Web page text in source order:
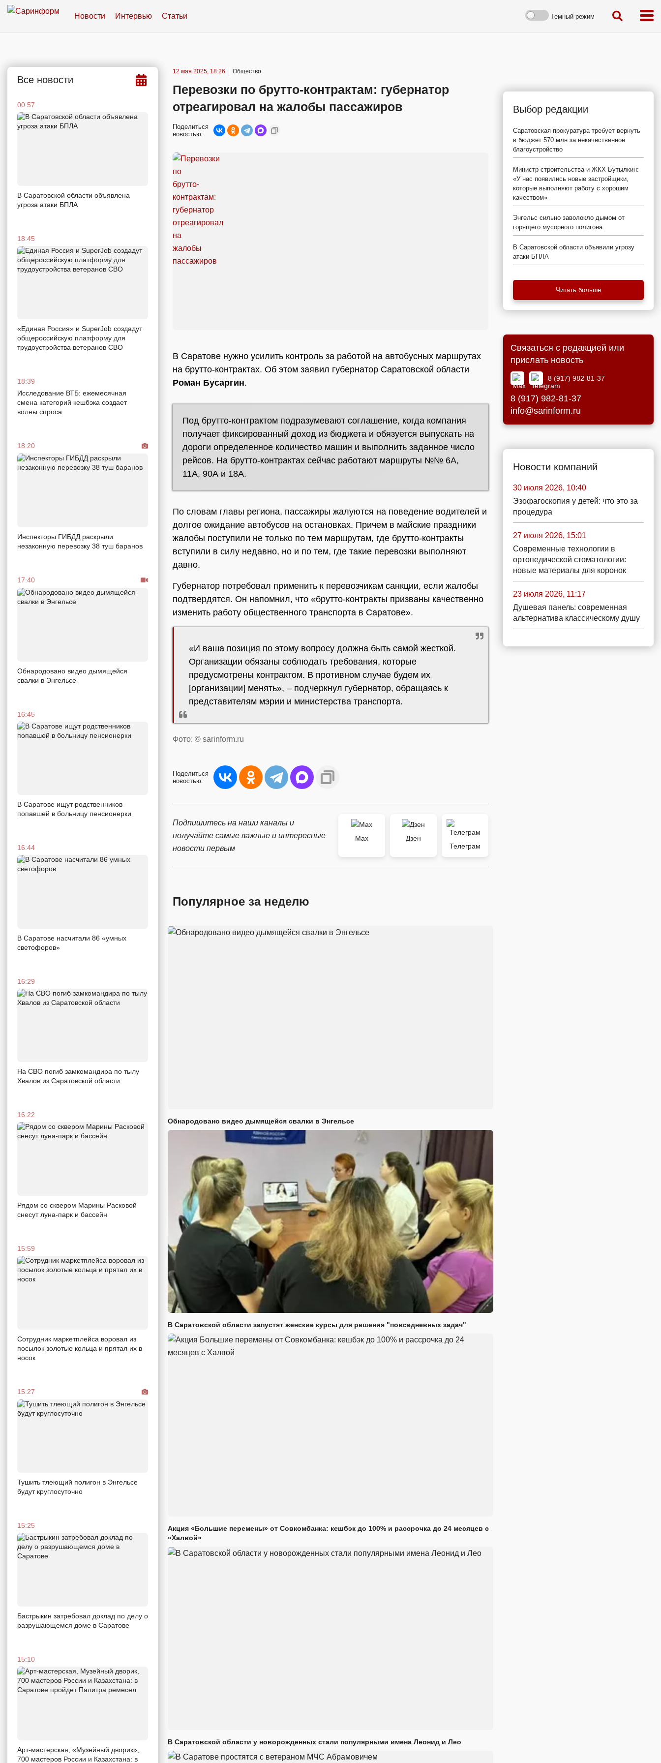
Новости Интервью Статьи Темный режим
Все новости
00:57
В Саратовской области объявлена
угроза атаки БПЛА
18:45
«Единая Россия» и SuperJob создадут
общероссийскую платформу для
трудоустройства ветеранов СВО
18:39
Исследование ВТБ: ежемесячная
смена категорий кешбэка создает
волны спроса
18:20
Инспекторы ГИБДД раскрыли
незаконную перевозку 38 туш баранов
17:40
Обнародовано видео дымящейся
свалки в Энгельсе
16:45
В Саратове ищут родственников
попавшей в больницу пенсионерки
16:44
В Саратове насчитали 86 «умных
светофоров»
16:29
На СВО погиб замкомандира по тылу
Хвалов из Саратовской области
16:22
Рядом со сквером Марины Расковой
снесут луна-парк и бассейн
15:59
Сотрудник маркетплейса воровал из
посылок золотые кольца и прятал их в
носок
15:27
Тушить тлеющий полигон в Энгельсе
будут круглосуточно
15:25
Бастрыкин затребовал доклад по делу о
разрушающемся доме в Саратове
15:10
Арт-мастерская, «Музейный дворик»,
700 мастеров России и Казахстана: в
12 мая 2025, 18:26 Общество
Перевозки по брутто-контрактам: губернатор
отреагировал на жалобы пассажиров
Поделиться
новостью:
В Саратове нужно усилить контроль за работой на автобусных маршрутах
на брутто-контрактах. Об этом заявил губернатор Саратовской области
Роман Бусаргин.
Под брутто-контрактом подразумевают соглашение, когда компания
получает фиксированный доход из бюджета и обязуется выпускать на
дороги определенное количество машин и выполнить заданное число
рейсов. На брутто-контрактах сейчас работают маршруты №№ 6А,
11А, 90А и 18А.
По словам главы региона, пассажиры жалуются на поведение водителей и
долгое ожидание автобусов на остановках. Причем в майские праздники
жалобы поступили не только по тем маршрутам, где брутто-контракты
вступили в силу недавно, но и по тем, где такие перевозки выполняют
давно.
Губернатор потребовал применить к перевозчикам санкции, если жалобы
подтвердятся. Он напомнил, что «брутто-контракты призваны качественно
изменить работу общественного транспорта в Саратове».
«И ваша позиция по этому вопросу должна быть самой жесткой.
Организации обязаны соблюдать требования, которые
предусмотрены контрактом. В противном случае будем их
[организации] менять», – подчеркнул губернатор, обращаясь к
представителям мэрии и министерства транспорта.
Фото: © sarinform.ru
Поделиться
новостью:
Подпишитесь на наши каналы и
получайте самые важные и интересные
новости первым
Max
Дзен
Телеграм
Популярное за неделю
Обнародовано видео дымящейся свалки в Энгельсе
В Саратовской области запустят женские курсы для решения "повседневных задач"
Акция «Большие перемены» от Совкомбанка: кешбэк до 100% и рассрочка до 24 месяцев с
«Халвой»
В Саратовской области у новорожденных стали популярными имена Леонид и Лео
Выбор редакции
Саратовская прокуратура требует вернуть
в бюджет 570 млн за некачественное
благоустройство
Министр строительства и ЖКХ Бутылкин:
«У нас появились новые застройщики,
которые выполняют работу с хорошим
качеством»
Энгельс сильно заволокло дымом от
горящего мусорного полигона
В Саратовской области объявили угрозу
атаки БПЛА
Читать больше
Связаться с редакцией или
прислать новость
8 (917) 982-81-37
8 (917) 982-81-37
info@sarinform.ru
Новости компаний
30 июля 2026, 10:40
Эзофагоскопия у детей: что это за
процедура
27 июля 2026, 15:01
Современные технологии в
ортопедической стоматологии:
новые материалы для коронок
23 июля 2026, 11:17
Душевая панель: современная
альтернатива классическому душу